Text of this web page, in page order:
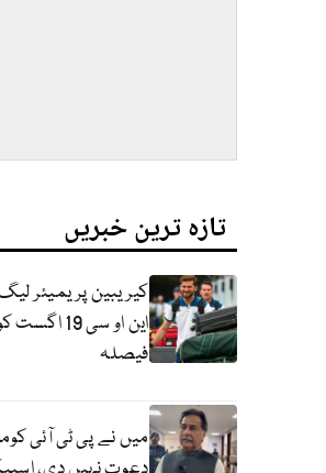
تازہ ترین خبریں
کیریبین پریمیئر
این او سی
فیصلہ
میں نے پی ٹی آئی